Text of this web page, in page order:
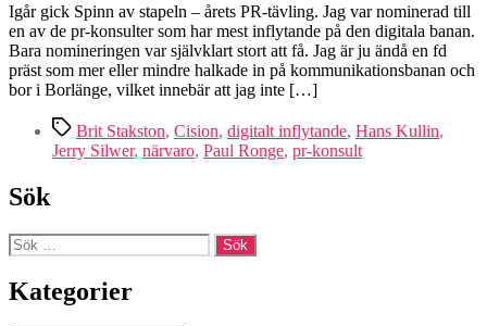
Igår gick Spinn av stapeln – årets PR-tävling. Jag var nominerad till
en av de pr-konsulter som har mest inflytande på den digitala banan.
Bara nomineringen var självklart stort att få. Jag är ju ändå en fd
präst som mer eller mindre halkade in på kommunikationsbanan och
bor i Borlänge, vilket innebär att jag inte […]
Etiketter
Brit Stakston, Cision, digitalt inflytande, Hans Kullin,
Jerry Silwer, närvaro, Paul Ronge, pr-konsult
Sök
Sök
efter:
Kategorier